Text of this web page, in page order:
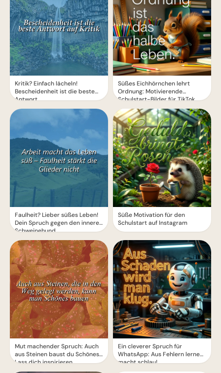
Kritik? Einfach lächeln!
Bescheidenheit ist die beste
Antwort.
Faulheit? Lieber süßes Leben!
Dein Spruch gegen den inneren
Schweinehund
Mut machender Spruch: Auch
aus Steinen baust du Schönes!
Lass dich inspirieren.
Süßes Eichhörnchen lehrt
Ordnung: Motivierende
Schulstart-Bilder für TikTok
Süße Motivation für den
Schulstart auf Instagram
Ein cleverer Spruch für
WhatsApp: Aus Fehlern lernen
macht schlau!